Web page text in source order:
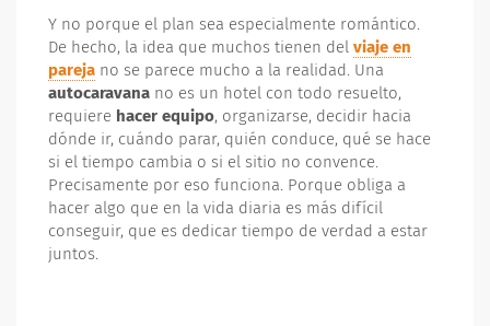
Y no porque el plan sea especialmente romántico.
De hecho, la idea que muchos tienen del viaje en
pareja no se parece mucho a la realidad. Una
autocaravana no es un hotel con todo resuelto,
requiere hacer equipo, organizarse, decidir hacia
dónde ir, cuándo parar, quién conduce, qué se hace
si el tiempo cambia o si el sitio no convence.
Precisamente por eso funciona. Porque obliga a
hacer algo que en la vida diaria es más difícil
conseguir, que es dedicar tiempo de verdad a estar
juntos.